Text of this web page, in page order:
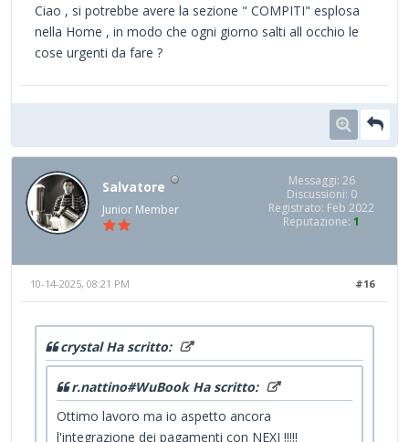
Ciao , si potrebbe avere la sezione " COMPITI" esplosa
nella Home , in modo che ogni giorno salti all occhio le
cose urgenti da fare ?
Salvatore
Junior Member
Messaggi: 26
Discussioni: 0
Registrato: Feb 2022
Reputazione: 1
#16
10-14-2025, 08:21 PM
crystal Ha scritto:
r.nattino#WuBook Ha scritto:
Ottimo lavoro ma io aspetto ancora
l'integrazione dei pagamenti con NEXI !!!!!